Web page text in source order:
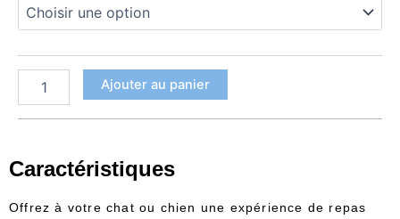
surélevée
céramique
Ajouter au panier
Caractéristiques
Offrez à votre chat ou chien une expérience de repas